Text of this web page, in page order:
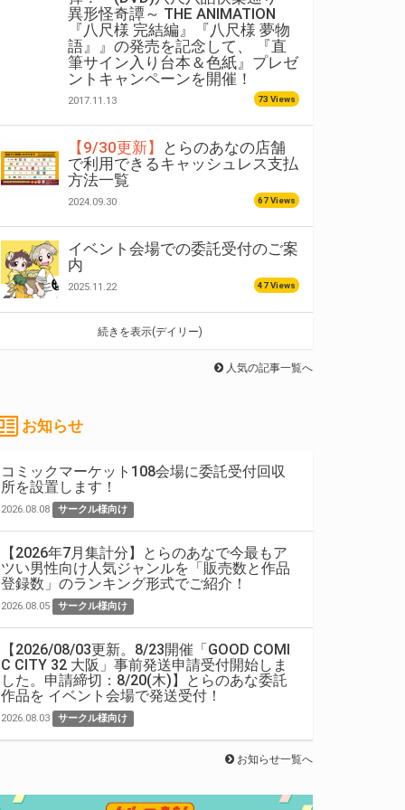
異形怪奇譚～ THE ANIMATION
『八尺様 完結編』『八尺様 夢物
語』』の発売を記念して、 『直
筆サイン入り台本＆色紙』プレゼ
ントキャンペーンを開催！
2017.11.13 73 Views
【9/30更新】
とらのあなの店舗
で利用できるキャッシュレス支払
方法一覧
2024.09.30 67 Views
イベント会場での委託受付のご案
内
2025.11.22 47 Views
続きを表示(デイリー)
人気の記事一覧へ
お知らせ
コミックマーケット108会場に委託受付回収
所を設置します！
2026.08.08 サークル様向け
【2026年7月集計分】とらのあなで今最もア
ツい男性向け人気ジャンルを「販売数と作品
登録数」のランキング形式でご紹介！
2026.08.05 サークル様向け
【2026/08/03更新。8/23開催「GOOD COMI
C CITY 32 大阪」事前発送申請受付開始しま
した。申請締切：8/20(木)】とらのあな委託
作品を イベント会場で発送受付！
2026.08.03 サークル様向け
お知らせ一覧へ